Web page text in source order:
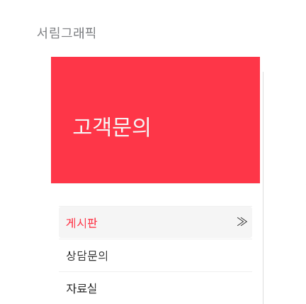
서림그래픽
고객문의
게시판
상담문의
자료실